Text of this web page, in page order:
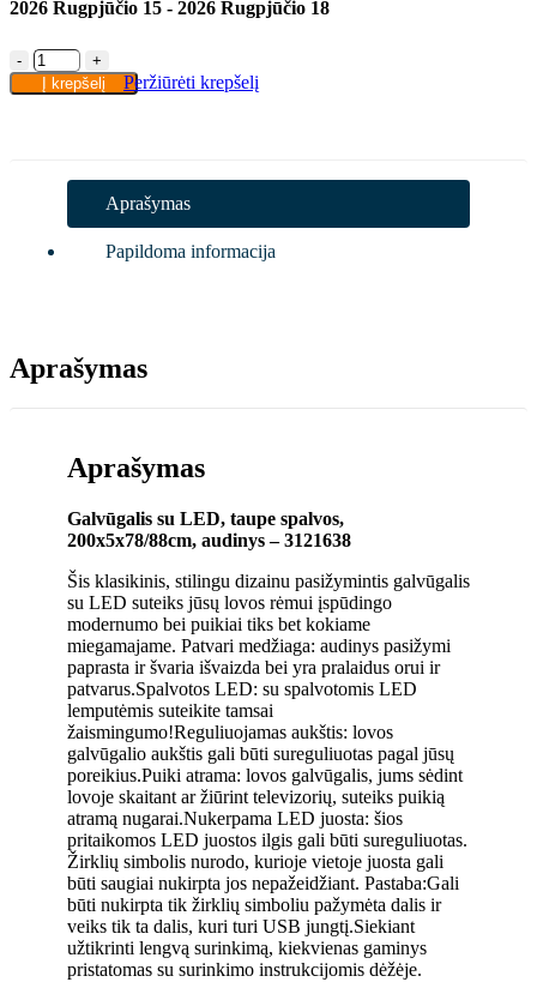
2026 Rugpjūčio 15 - 2026 Rugpjūčio 18
-
+
Į krepšelį
Peržiūrėti krepšelį
Aprašymas
Papildoma informacija
Aprašymas
Aprašymas
Galvūgalis su LED, taupe spalvos,
200x5x78/88cm, audinys – 3121638
Šis klasikinis, stilingu dizainu pasižymintis galvūgalis
su LED suteiks jūsų lovos rėmui įspūdingo
modernumo bei puikiai tiks bet kokiame
miegamajame. Patvari medžiaga: audinys pasižymi
paprasta ir švaria išvaizda bei yra pralaidus orui ir
patvarus.Spalvotos LED: su spalvotomis LED
lemputėmis suteikite tamsai
žaismingumo!Reguliuojamas aukštis: lovos
galvūgalio aukštis gali būti sureguliuotas pagal jūsų
poreikius.Puiki atrama: lovos galvūgalis, jums sėdint
lovoje skaitant ar žiūrint televizorių, suteiks puikią
atramą nugarai.Nukerpama LED juosta: šios
pritaikomos LED juostos ilgis gali būti sureguliuotas.
Žirklių simbolis nurodo, kurioje vietoje juosta gali
būti saugiai nukirpta jos nepažeidžiant. Pastaba:Gali
būti nukirpta tik žirklių simboliu pažymėta dalis ir
veiks tik ta dalis, kuri turi USB jungtį.Siekiant
užtikrinti lengvą surinkimą, kiekvienas gaminys
pristatomas su surinkimo instrukcijomis dėžėje.